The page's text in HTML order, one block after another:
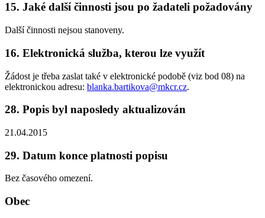
15. Jaké další činnosti jsou po žadateli požadovány
Další činnosti nejsou stanoveny.
16. Elektronická služba, kterou lze využít
Žádost je třeba zaslat také v elektronické podobě (viz bod 08) na
elektronickou adresu: blanka.bartikova@mkcr.cz.
28. Popis byl naposledy aktualizován
21.04.2015
29. Datum konce platnosti popisu
Bez časového omezení.
Obec